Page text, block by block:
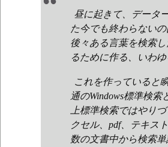
昼に起きて、データ
た今でも終わらない
後々ある言葉を検索
るために作る、いわ
これを作っていると
通のWindows標準検
上標準検索ではやり
クセル、pdf、テキス
数の文書中から検索